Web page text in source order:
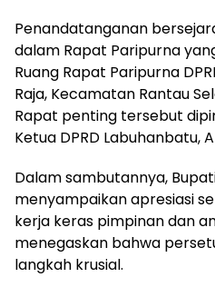
​Penandatanganan
dalam Rapat Paripurna
Ruang Rapat Paripurna
Raja, Kecamatan Rantau
Rapat penting tersebut
Ketua DPRD Labuhanbatu,
​Dalam sambutannya,
menyampaikan apresiasi
kerja keras pimpinan dan
menegaskan bahwa
langkah krusial.